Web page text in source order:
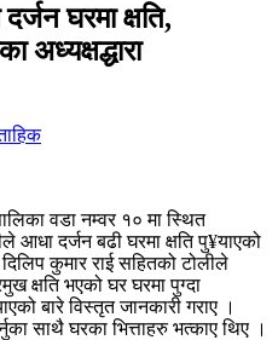
घरमा क्षति,
अध्यक्षद्धारा
वडा नम्वर १० मा स्थित
आधा दर्जन बढी घरमा क्षति पु¥याएको
कुमार राई सहितको टोलीले
क्षति भएको घर घरमा पुग्दा
बारे विस्तृत जानकारी गराए ।
साथै घरका भित्ताहरु भत्काए थिए ।